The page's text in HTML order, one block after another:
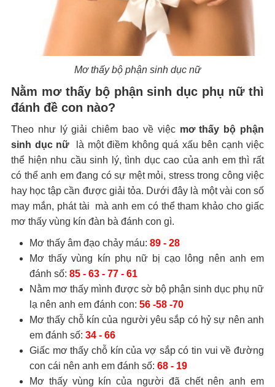
Mơ thấy bộ phận sinh dục nữ
Nằm mơ thấy bộ phận sinh dục phụ nữ thì
đánh đề con nào?
Theo như lý giải chiêm bao về việcmơ thấy bộ phận
sinh dục nữ là một điềm không quá xấu bên cạnh việc
thể hiện nhu cầu sinh lý, tình dục cao của anh em thì rất
có thể anh em đang có sự mệt mỏi, stress trong công việc
hay học tập cần được giải tỏa. Dưới đây là một vài con số
may mắn, phát tài mà anh em có thể tham khảo cho giấc
mơ thấy vùng kín đàn bà đánh con gì.
Mơ thấy âm đạo chảy máu: 89 - 28
Mơ thấy vùng kín phụ nữ bị cạo lông nên anh em
đánh số: 85 - 63 - 77 - 61
Nằm mơ thấy mình được sờ bộ phận sinh dục phụ nữ
lạ nên anh em đánh con: 56 -58 -70
Mơ thấy chỗ kín của người yêu sắp có hỷ sự nên anh
em đánh số: 34 - 66
Giấc mơ thấy chỗ kín của vợ sắp có tin vui về đường
con cái nên anh em đánh số: 68 - 19
Mơ thấy vùng kín của người đã chết nên anh em